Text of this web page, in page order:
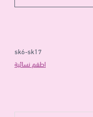
sk6-sk17
اطقم نسائية